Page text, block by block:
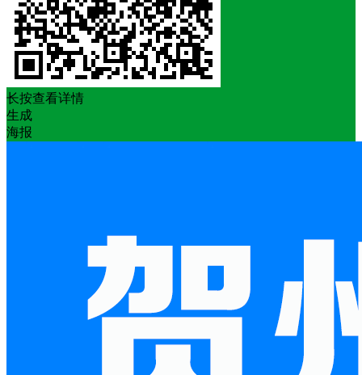
长按查看详情
生成
海报